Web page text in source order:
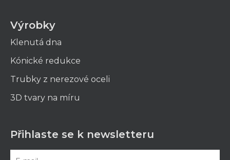
Výrobky
Klenutá dna
Kónické redukce
Trubky z nerezové oceli
3D tvary na míru
Přihlaste se k newsletteru